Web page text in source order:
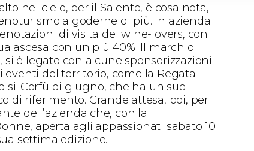
nel cielo, per il Salento, è cosa nota,
a goderne di più. In azienda
di visita dei wine-lovers, con
ascesa con un più 40%. Il marchio
si è legato con alcune sponsorizzazioni
del territorio, come la Regata
Corfù di giugno, che ha un suo
di riferimento. Grande attesa, poi, per
dell’azienda che, con la
aperta agli appassionati sabato 10
settima edizione.